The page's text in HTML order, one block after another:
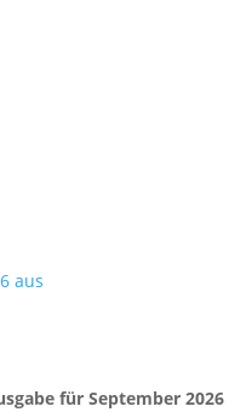
aus
für September 2026